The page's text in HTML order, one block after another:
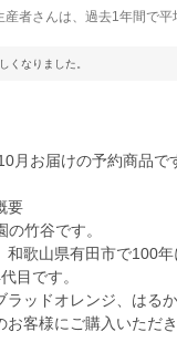
産者さんは、過去1年間で
くなりました。
月お届けの予約商品で
要
竹谷です。
和歌山県有田市で100
目です。
ラッドオレンジ、はる
お客様にご購入いただ